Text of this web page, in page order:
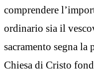
comprendere
ordinario sia il
sacramento segna
Chiesa di Cristo